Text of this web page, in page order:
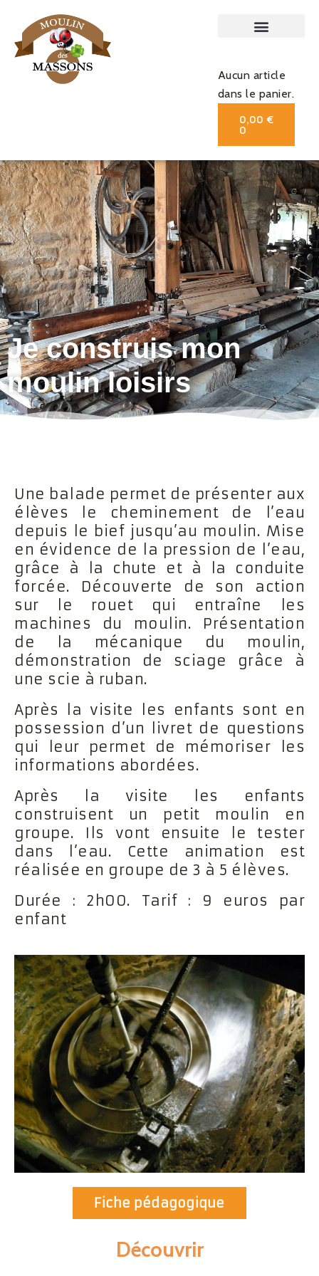
Aucun article
dans le panier.
0,00 €
0
Je construis mon
moulin loisirs
Une balade permet de présenter aux
élèves le cheminement de l’eau
depuis le bief jusqu’au moulin. Mise
en évidence de la pression de l’eau,
grâce à la chute et à la conduite
forcée. Découverte de son action
sur le rouet qui entraîne les
machines du moulin. Présentation
de la mécanique du moulin,
démonstration de sciage grâce à
une scie à ruban.
Après la visite les enfants sont en
possession d’un livret de questions
qui leur permet de mémoriser les
informations abordées.
Après la visite les enfants
construisent un petit moulin en
groupe. Ils vont ensuite le tester
dans l’eau. Cette animation est
réalisée en groupe de 3 à 5 élèves.
Durée : 2h00. Tarif : 9 euros par
enfant
Fiche pédagogique
Découvrir